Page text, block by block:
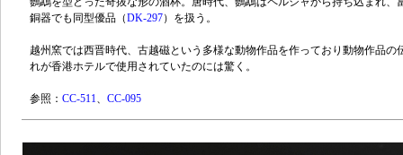
銅器でも同型優品（DK-297）を扱う。
越州窯では西晋時代、古越磁という多様な動物作品を作っており動物作品
れが香港ホテルで使用されていたのには驚く。
参照： CC-511、 CC-095